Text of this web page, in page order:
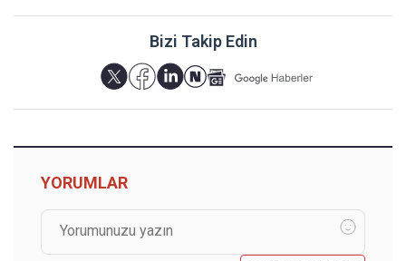
Bizi Takip Edin
YORUMLAR